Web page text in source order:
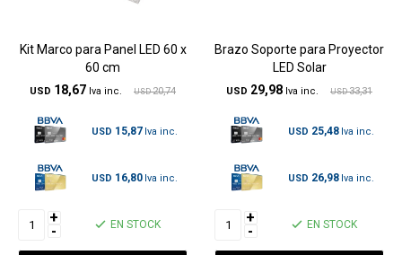
Kit Marco para Panel LED 60 x
60 cm
USD 18,67 USD 20,74
USD 15,87
USD 16,80
+
- EN STOCK
Brazo Soporte para Proyector
LED Solar
USD 29,98 USD 33,31
USD 25,48
USD 26,98
+
- EN STOCK